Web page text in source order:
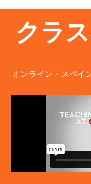
クラ
オンライン・スペイ